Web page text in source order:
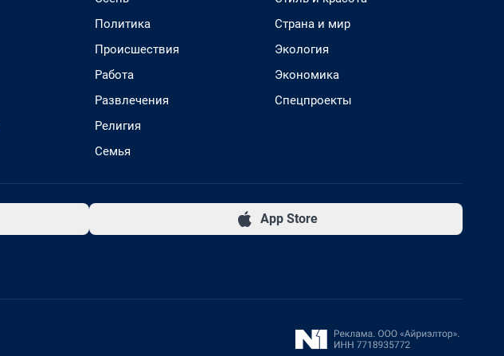
Политика
Происшествия
Работа
Развлечения
Религия
Семья
Страна и мир
Экология
Экономика
Спецпроекты
App Store